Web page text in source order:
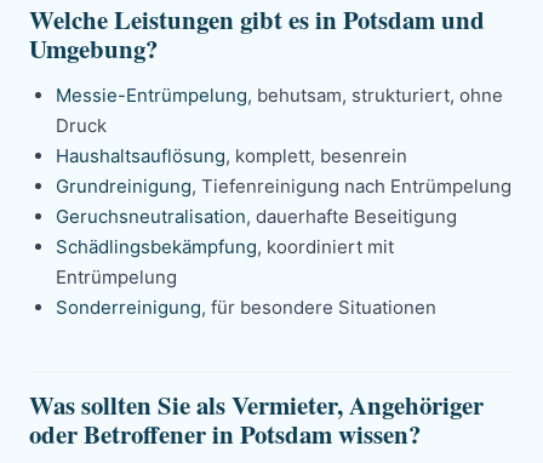
Welche Leistungen gibt es in Potsdam und
Umgebung?
Messie-Entrümpelung, behutsam, strukturiert, ohne
Druck
Haushaltsauflösung, komplett, besenrein
Grundreinigung, Tiefenreinigung nach Entrümpelung
Geruchsneutralisation, dauerhafte Beseitigung
Schädlingsbekämpfung, koordiniert mit
Entrümpelung
Sonderreinigung, für besondere Situationen
Was sollten Sie als Vermieter, Angehöriger
oder Betroffener in Potsdam wissen?